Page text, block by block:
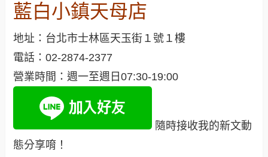
藍白小鎮天母店
地址：台北市士林區天玉街１號１樓
電話：02-2874-2377
營業時間：週一至週日07:30-19:00
隨時接收我的新文動
態分享唷！